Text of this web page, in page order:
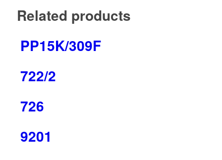
Related products
PP15K/309F
722/2
726
9201